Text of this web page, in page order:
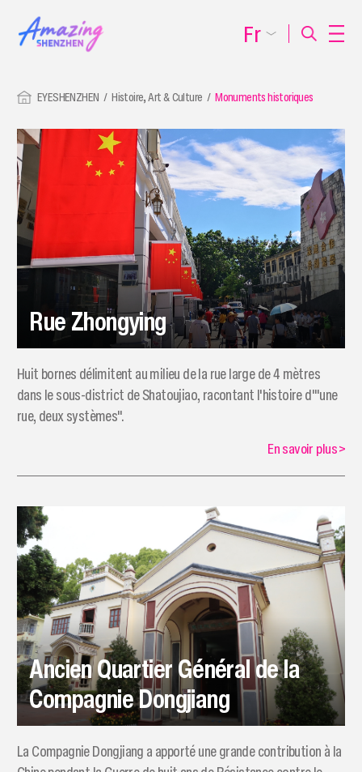
EYESHENZHEN Histoire, Art & Culture Monuments historiques
Rue Zhongying
Huit bornes délimitent au milieu de la rue large de 4 mètres
dans le sous-district de Shatoujiao, racontant l'histoire d'"une
rue, deux systèmes".
En savoir plus>
Ancien Quartier Général de la
Compagnie Dongjiang
La Compagnie Dongjiang a apporté une grande contribution à la
Fr